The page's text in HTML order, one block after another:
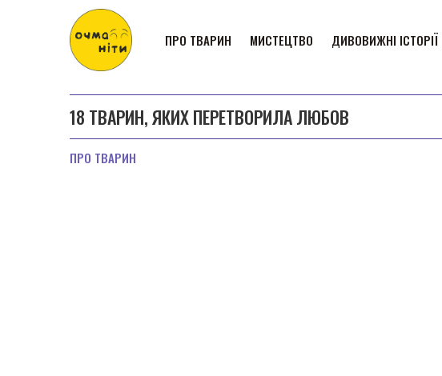
ПРО ТВАРИН МИСТЕЦТВО ДИВОВИЖНІ ІСТОРІЇ
18 ТВАРИН, ЯКИХ ПЕРЕТВОРИЛА ЛЮБОВ
ПРО ТВАРИН